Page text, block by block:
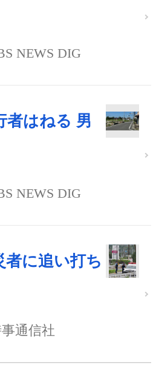
NEWS DIG
者はねる 男
NEWS DIG
者に追い打ち
通信社